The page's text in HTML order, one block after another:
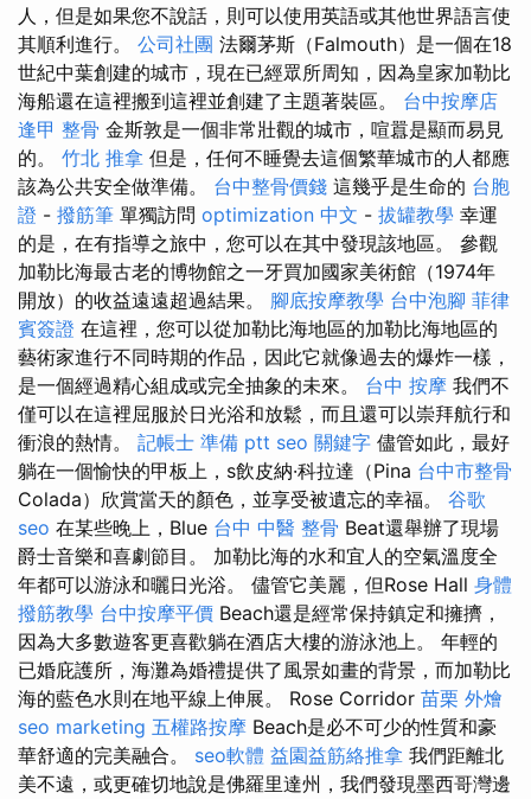
人，但是如果您不說話，則可以使用英語或其他世界語言使
其順利進行。 公司社團 法爾茅斯（Falmouth）是一個在18
世紀中葉創建的城市，現在已經眾所周知，因為皇家加勒比
海船還在這裡搬到這裡並創建了主題著裝區。 台中按摩店
逢甲 整骨 金斯敦是一個非常壯觀的城市，喧囂是顯而易見
的。 竹北 推拿 但是，任何不睡覺去這個繁華城市的人都應
該為公共安全做準備。 台中整骨價錢 這幾乎是生命的 台胞
證 - 撥筋筆 單獨訪問 optimization 中文 - 拔罐教學 幸運
的是，在有指導之旅中，您可以在其中發現該地區。 參觀
加勒比海最古老的博物館之一牙買加國家美術館（1974年
開放）的收益遠遠超過結果。 腳底按摩教學 台中泡腳 菲律
賓簽證 在這裡，您可以從加勒比海地區的加勒比海地區的
藝術家進行不同時期的作品，因此它就像過去的爆炸一樣，
是一個經過精心組成或完全抽象的未來。 台中 按摩 我們不
僅可以在這裡屈服於日光浴和放鬆，而且還可以崇拜航行和
衝浪的熱情。 記帳士 準備 ptt seo 關鍵字 儘管如此，最好
躺在一個愉快的甲板上，s飲皮納·科拉達（Pina 台中市整骨
Colada）欣賞當天的顏色，並享受被遺忘的幸福。 谷歌
seo 在某些晚上，Blue 台中 中醫 整骨 Beat還舉辦了現場
爵士音樂和喜劇節目。 加勒比海的水和宜人的空氣溫度全
年都可以游泳和曬日光浴。 儘管它美麗，但Rose Hall 身體
撥筋教學 台中按摩平價 Beach還是經常保持鎮定和擁擠，
因為大多數遊客更喜歡躺在酒店大樓的游泳池上。 年輕的
已婚庇護所，海灘為婚禮提供了風景如畫的背景，而加勒比
海的藍色水則在地平線上伸展。 Rose Corridor 苗栗 外燴
seo marketing 五權路按摩 Beach是必不可少的性質和豪
華舒適的完美融合。 seo軟體 益園益筋絡推拿 我們距離北
美不遠，或更確切地說是佛羅里達州，我們發現墨西哥灣邊